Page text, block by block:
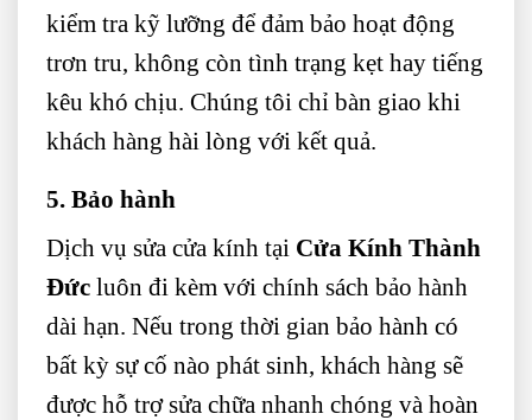
kiểm tra kỹ lưỡng để đảm bảo hoạt động
trơn tru, không còn tình trạng kẹt hay tiếng
kêu khó chịu. Chúng tôi chỉ bàn giao khi
khách hàng hài lòng với kết quả.
5. Bảo hành
Dịch vụ sửa cửa kính tại Cửa Kính Thành
Đức luôn đi kèm với chính sách bảo hành
dài hạn. Nếu trong thời gian bảo hành có
bất kỳ sự cố nào phát sinh, khách hàng sẽ
được hỗ trợ sửa chữa nhanh chóng và hoàn